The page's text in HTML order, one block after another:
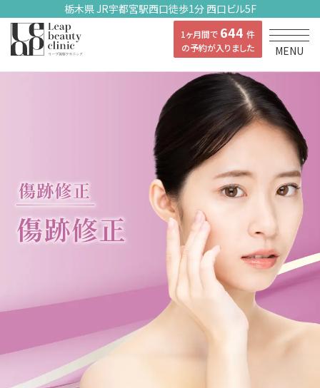
栃木県 JR宇都宮駅西口徒歩1分 西口ビル5F
1ヶ月間で 644 件
の予約が入りました
MENU